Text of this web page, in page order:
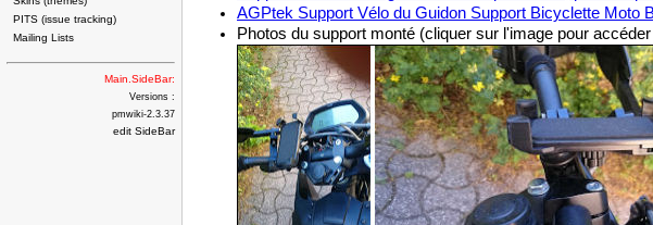
PITS (issue tracking)
Mailing Lists
Main.SideBar:
Versions :
pmwiki-2.3.37
edit SideBar
AGPtek Support Vélo du Guidon Support Bicyclette Moto
Photos du support monté (cliquer sur l'image pour